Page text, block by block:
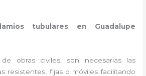
tubulares en Guadalupe
obras civiles, son necesarias las
resistentes, fijas o móviles facilitando